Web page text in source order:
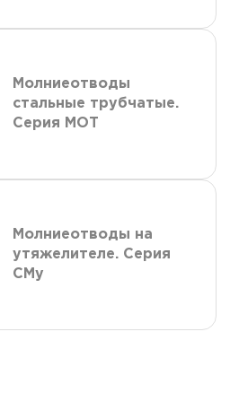
Молниеотводы
стальные трубчатые.
Серия МОТ
Молниеотводы на
утяжелителе. Серия
СМу